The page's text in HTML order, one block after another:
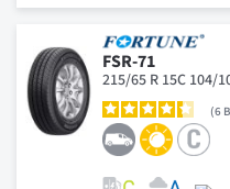
FSR-71
215/65 R 15C 104/
6